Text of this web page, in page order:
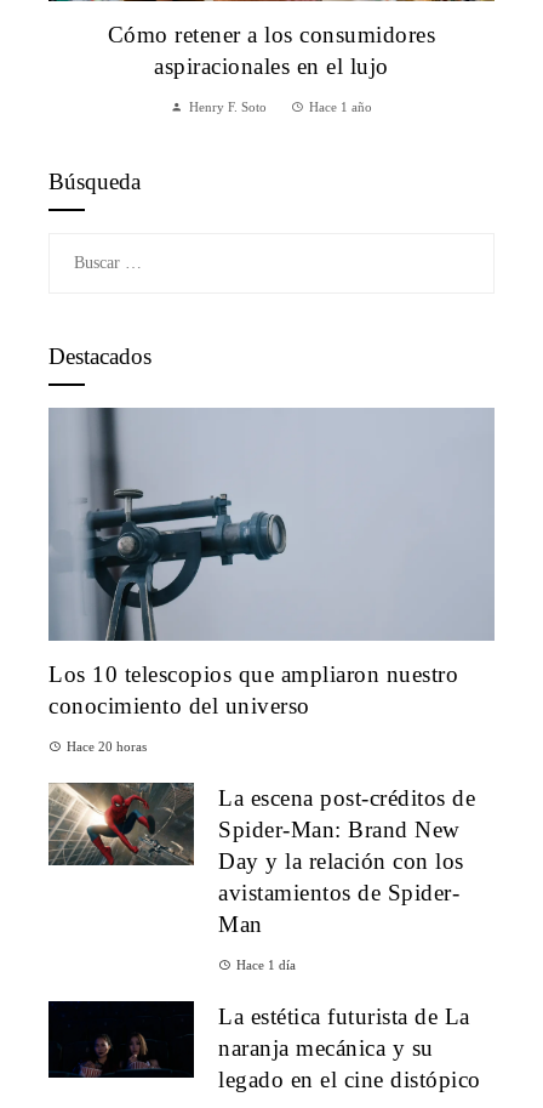
Cómo retener a los consumidores
aspiracionales en el lujo
Henry F. Soto Hace 1 año
Búsqueda
Destacados
Los 10 telescopios que ampliaron nuestro
conocimiento del universo
Hace 20 horas
La escena post-créditos de
Spider-Man: Brand New
Day y la relación con los
avistamientos de Spider-
Man
Hace 1 día
La estética futurista de La
naranja mecánica y su
legado en el cine distópico